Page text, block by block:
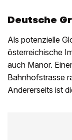
Deutsche
Als potenzielle
österreichische
auch Manor.
Bahnhofstrasse
Andererseits ist